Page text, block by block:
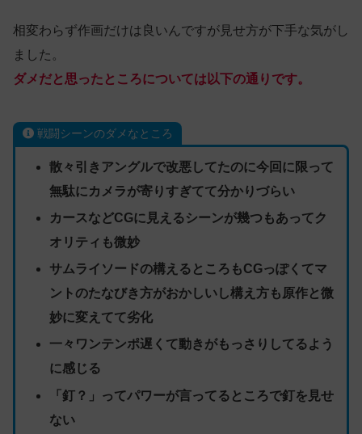
相変わらず作画だけは良いんですが見せ方が下手な気がし
ました。
ダメだと思ったところについては以下の通りです。
戦闘シーンのダメなところ
散々引きアングルで改悪してたのに今回に限って
無駄にカメラが寄りすぎてて分かりづらい
カースなどCGに見えるシーンが幾つもあってク
オリティも微妙
サムライソードの構えるところもCGっぽくてマ
ントのたなびき方がおかしいし構え方も原作と微
妙に変えてて劣化
一々ワンテンポ遅くて動きがもっさりしてるよう
に感じる
「釘？」ってパワーが言ってるところで釘を見せ
ない